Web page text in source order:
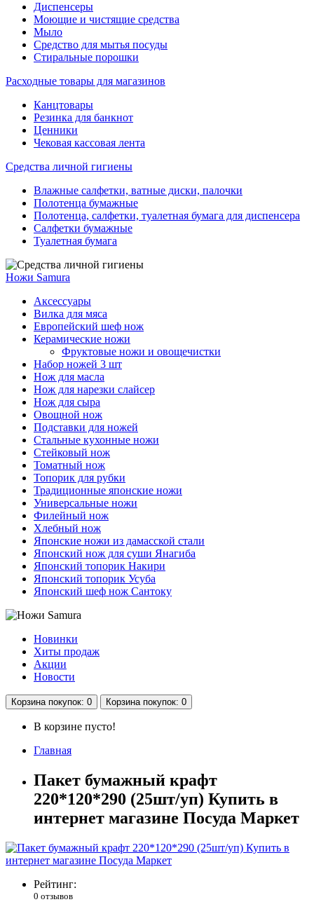
Диспенсеры
Моющие и чистящие средства
Мыло
Средство для мытья посуды
Стиральные порошки
Расходные товары для магазинов
Канцтовары
Резинка для банкнот
Ценники
Чековая кассовая лента
Средства личной гигиены
Влажные салфетки, ватные диски, палочки
Полотенца бумажные
Полотенца, салфетки, туалетная бумага для диспенсера
Салфетки бумажные
Туалетная бумага
Ножи Samura
Аксессуары
Вилка для мяса
Европейский шеф нож
Керамические ножи
Фруктовые ножи и овощечистки
Набор ножей 3 шт
Нож для масла
Нож для нарезки слайсер
Нож для сыра
Овощной нож
Подставки для ножей
Стальные кухонные ножи
Стейковый нож
Томатный нож
Топорик для рубки
Традиционные японские ножи
Универсальные ножи
Филейный нож
Хлебный нож
Японские ножи из дамасской стали
Японский нож для суши Янагиба
Японский топорик Накири
Японский топорик Усуба
Японский шеф нож Сантоку
Новинки
Хиты продаж
Акции
Новости
Корзинапокупок: 0 Корзинапокупок: 0
В корзине пусто!
Главная
Пакет бумажный крафт
220*120*290 (25шт/уп) Купить в
интернет магазине Посуда Маркет
Рейтинг:
0 отзывов